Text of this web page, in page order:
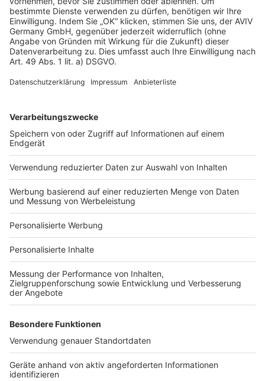
AGB-Übersicht
Datenschutz
Impressum
Services
Bauprojekt-Quiz
Häuser-Suche
Hausanbieter-Suche
Bauprojekt-Profil
Für Unternehmen
Ihre Baufirma auf bauen.de
Kostenloses Infogespräch